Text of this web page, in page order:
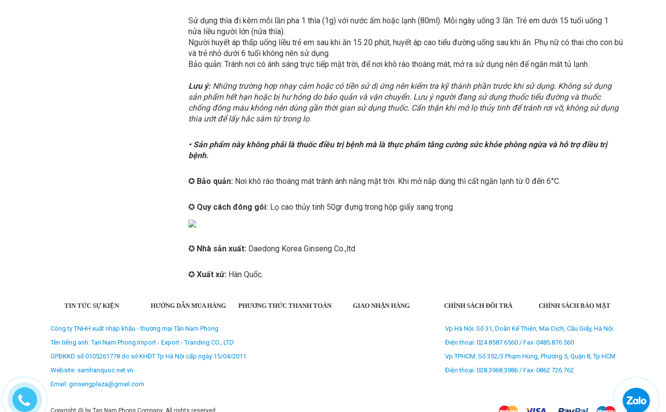
Sử dụng thìa đi kèm mỗi lần pha 1 thìa (1g) với nước ấm hoặc lạnh (80ml). Mỗi ngày uống 3 lần. Trẻ em dưới 15 tuổi uống 1
nửa liều người lớn (nửa thìa).
Người huyết áp thấp uống liều trẻ em sau khi ăn 15 20 phút, huyết áp cao tiểu đường uống sau khi ăn. Phụ nữ có thai cho con bú
và trẻ nhỏ dưới 6 tuổi không nên sử dụng.
Bảo quản: Tránh nơi có ánh sáng trực tiếp mặt trời, để nơi khô ráo thoáng mát, mở ra sử dụng nên để ngăn mát tủ lạnh.
Lưu ý:Những trường hợp nhạy cảm hoặc có tiền sử dị ứng nên kiểm tra kỹ thành phần trước khi sử dụng. Không sử dụng
sản phẩm hết hạn hoặc bị hư hỏng do bảo quản và vận chuyển. Lưu ý người đang sử dụng thuốc tiểu đường và thuốc
chống đông máu không nên dùng gần thời gian sử dụng thuốc. Cẩn thận khi mở lọ thủy tinh để tránh rơi vỡ, không sử dụng
thìa ướt để lấy hắc sâm từ trong lọ.
• Sản phẩm này không phải là thuốc điều trị bệnh mà là thực phẩm tăng cường sức khỏe phòng ngừa và hỗ trợ điều trị
bệnh.
✪Bảo quản: Nơi khô ráo thoáng mát tránh ánh nắng mặt trời. Khi mở nắp dùng thì cất ngăn lạnh từ 0 đến 6°C.
✪ Quy cách đóng gói: Lọ cao thủy tinh 50gr đựng trong hộp giấy sang trọng
✪ Nhà sản xuất: Daedong Korea Ginseng Co.,ltd
✪ Xuất xứ: Hàn Quốc.
TIN TỨC SỰ KIỆN HƯỚNG DẪN MUA HÀNG PHƯƠNG THỨC THANH TOÁN GIAO NHẬN HÀNG CHÍNH SÁCH ĐỔI TRẢ CHÍNH SÁCH BẢO MẬT
Công ty TNHH xuất nhập khẩu - thương mại Tân Nam Phong
Tên tiếng anh: Tan Nam Phong Import - Export - Tranding CO., LTD
GPĐKKD số 0105261778 do sở KHĐT Tp Hà Nội cấp ngày 15/04/2011
Website: samhanquoc.net.vn
Email: ginsengplaza@gmail.com
Vp Hà Nội: Số 31, Doãn Kế Thiện, Mai Dịch, Cầu Giấy, Hà Nội
Điện thoại: 024.8587.6560 / Fax: 0485.876.560
Vp TPHCM: Số 352/3 Phạm Hùng, Phường 5, Quận 8, Tp HCM
Điện thoại: 028.3968.3986 / Fax: 0862.726.762
Copyright @ by Tan Nam Phong Company. All rights reserved